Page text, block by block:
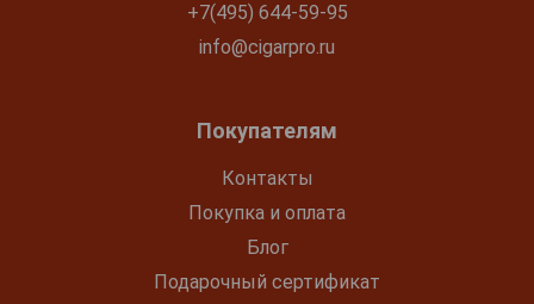
+7(495) 644-59-95
info@cigarpro.ru
Покупателям
Контакты
Покупка и оплата
Блог
Подарочный сертификат